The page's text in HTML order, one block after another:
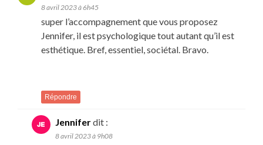
8 avril 2023 à 6h45
super l’accompagnement que vous proposez
Jennifer, il est psychologique tout autant qu’il est
esthétique. Bref, essentiel, sociétal. Bravo.
Répondre
Jenniferdit :
8 avril 2023 à 9h08